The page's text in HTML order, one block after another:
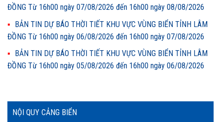
NỘI QUY CẢNG BIỂN
ĐỒNG Từ 16h00 ngày 07/08/2026 đến 16h00 ngày 08/08/2026
BẢN TIN DỰ BÁO THỜI TIẾT KHU VỰC VÙNG BIỂN TỈNH LÂM
ĐỒNG Từ 16h00 ngày 06/08/2026 đến 16h00 ngày 07/08/2026
BẢN TIN DỰ BÁO THỜI TIẾT KHU VỰC VÙNG BIỂN TỈNH LÂM
ĐỒNG Từ 16h00 ngày 05/08/2026 đến 16h00 ngày 06/08/2026